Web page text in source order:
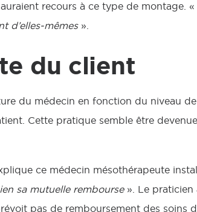
recours à ce type de montage. «
d’elles-mêmes».
du client
du médecin en fonction du niveau
Cette pratique semble être
ce médecin mésothérapeute
sa mutuelle rembourse». Le praticien
pas de remboursement des soins